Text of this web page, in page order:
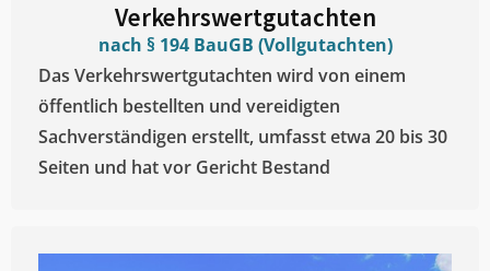
Verkehrswertgutachten
nach § 194 BauGB (Vollgutachten)
Das Verkehrswertgutachten wird von einem
öffentlich bestellten und vereidigten
Sachverständigen erstellt, umfasst etwa 20 bis 30
Seiten und hat vor Gericht Bestand